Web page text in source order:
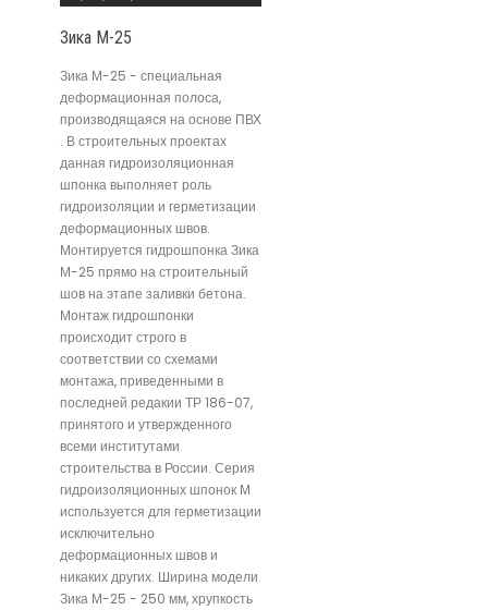
Зика М-25
Зика М-25 - специальная
деформационная полоса,
производящаяся на основе ПВХ
. В строительных проектах
данная гидроизоляционная
шпонка выполняет роль
гидроизоляции и герметизации
деформационных швов.
Монтируется гидрошпонка Зика
М-25 прямо на строительный
шов на этапе заливки бетона.
Монтаж гидрошпонки
происходит строго в
соответствии со схемами
монтажа, приведенными в
последней редакии ТР 186-07,
принятого и утвержденного
всеми институтами
строительства в России. Серия
гидроизоляционных шпонок М
используется для герметизации
исключительно
деформационных швов и
никаких других. Ширина модели
Зика М-25 - 250 мм, хрупкость